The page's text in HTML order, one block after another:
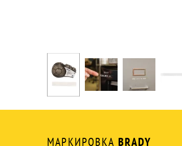
МАРКИРОВКА BRADY